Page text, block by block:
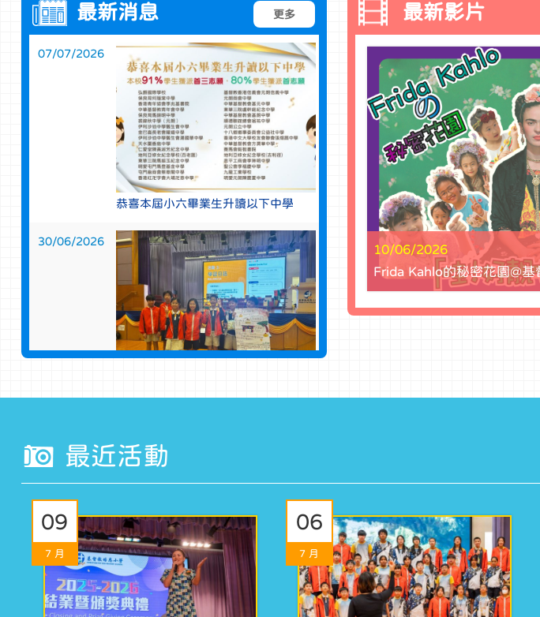
最新消息 更多
07/07/2026
恭喜本屆小六畢業生升讀以下中學
30/06/2026
區有需要的人士，透過商界的協助及
30/06/2026
最新影片
10/06/2026
Frida Kahlo的秘密花園@基
最近活動
09
7 月
06
7 月